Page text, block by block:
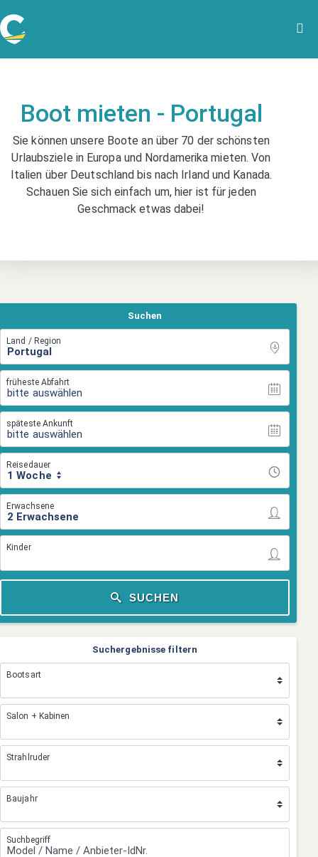
Boot mieten - Portugal
Sie können unsere Boote an über 70 der schönsten
Urlaubsziele in Europa und Nordamerika mieten. Von
Italien über Deutschland bis nach Irland und Kanada.
Schauen Sie sich einfach um, hier ist für jeden
Geschmack etwas dabei!
Suchen
Land / Region
früheste Abfahrt
bitte auswählen
späteste Ankunft
bitte auswählen
Reisedauer
1 Woche
Erwachsene
Kinder
SUCHEN
Suchergebnisse filtern
Bootsart
Salon + Kabinen
Strahlruder
Baujahr
Suchbegriff